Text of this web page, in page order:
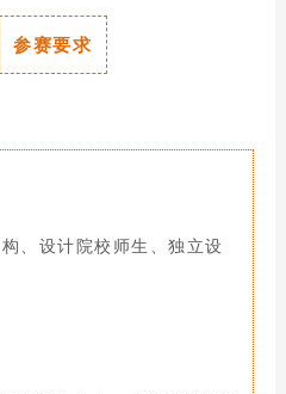
参赛要求
、设计院校师生、独立设